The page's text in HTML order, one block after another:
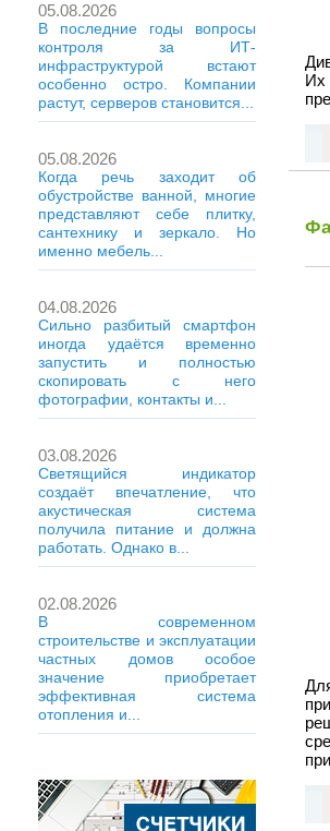
05.08.2026
В последние годы вопросы
контроля за ИТ-
инфраструктурой встают
особенно остро. Компании
растут, серверов становится...
05.08.2026
Когда речь заходит об
обустройстве ванной, многие
представляют себе плитку,
сантехнику и зеркало. Но
именно мебель...
04.08.2026
Сильно разбитый смартфон
иногда удаётся временно
запустить и полностью
скопировать с него
фотографии, контакты и...
03.08.2026
Светящийся индикатор
создаёт впечатление, что
акустическая система
получила питание и должна
работать. Однако в...
02.08.2026
В современном
строительстве и эксплуатации
частных домов особое
значение приобретает
эффективная система
отопления и...
Их